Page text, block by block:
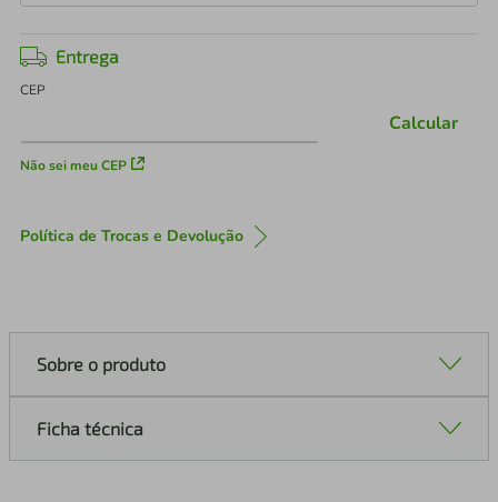
Entrega
CEP
Não sei meu CEP
Calcular
Política de Trocas e Devolução
Sobre o produto
Ficha técnica